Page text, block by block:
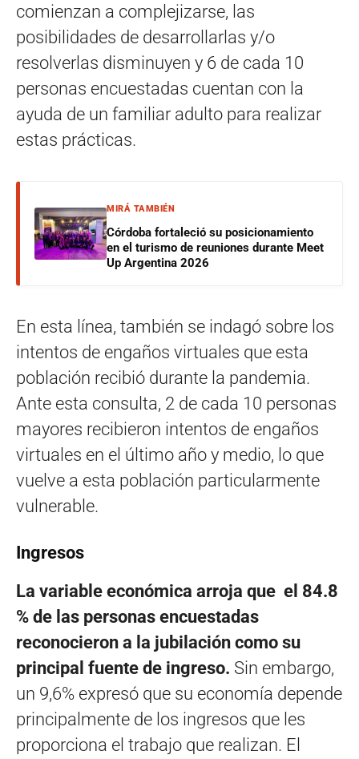
comienzan a complejizarse, las
posibilidades de desarrollarlas y/o
resolverlas disminuyen y 6 de cada 10
personas encuestadas cuentan con la
ayuda de un familiar adulto para realizar
estas prácticas.
MIRÁ TAMBIÉN
Córdoba fortaleció su posicionamiento
en el turismo de reuniones durante Meet
Up Argentina 2026
En esta línea, también se indagó sobre los
intentos de engaños virtuales que esta
población recibió durante la pandemia.
Ante esta consulta, 2 de cada 10 personas
mayores recibieron intentos de engaños
virtuales en el último año y medio, lo que
vuelve a esta población particularmente
vulnerable.
Ingresos
La variable económica arroja que el 84.8
% de las personas encuestadas
reconocieron a la jubilación como su
principal fuente de ingreso. Sin embargo,
un 9,6% expresó que su economía depende
principalmente de los ingresos que les
proporciona el trabajo que realizan. El